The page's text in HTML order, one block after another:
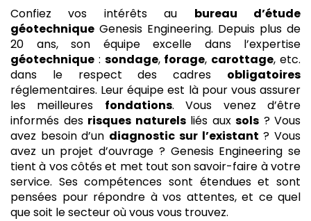
Confiez vos intérêts au bureau d’étude
géotechnique Genesis Engineering. Depuis plus de
20 ans, son équipe excelle dans l’expertise
géotechnique : sondage, forage, carottage, etc.
dans le respect des cadres obligatoires
réglementaires. Leur équipe est là pour vous assurer
les meilleures fondations. Vous venez d’être
informés des risques naturelsliés aux sols ? Vous
avez besoin d’un diagnostic sur l’existant ? Vous
avez un projet d’ouvrage ? Genesis Engineering se
tient à vos côtés et met tout son savoir-faire à votre
service. Ses compétences sont étendues et sont
pensées pour répondre à vos attentes, et ce quel
que soit le secteur où vous vous trouvez.